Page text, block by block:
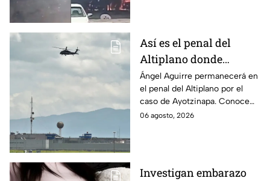
Así es el penal del
Altiplano donde
permanecerá Ángel
Aguirre por caso
Ayotzinapa
Ángel Aguirre permanecerá en
el penal del Altiplano por el
caso de Ayotzinapa. Conoce
dónde está, cómo es esta
06 agosto, 2026
Investigan embarazo